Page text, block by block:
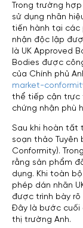
Trong trường
sử dụng nhãn
tiến hành tại các
nhận độc lập
là UK Approved
Bodies được
của Chính phủ
market-
thể tiếp cận trực
chứng nhận phù
Sau khi hoàn tất
soạn thảo Tuyên
Conformity).
rằng sản phẩm
dụng. Khi toàn
phép dán nhãn
được trình bày rõ
Đây là bước cuối
thị trường Anh.